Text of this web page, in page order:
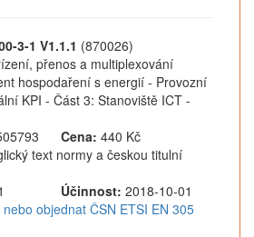
3-1 V1.1.1 (870026)
přenos a multiplexování
hospodaření s energií - Provozní
KPI - Část 3: Stanoviště ICT -
Cena: 440 Kč
text normy a českou titulní
Účinnost: 2018-10-01
objednat ČSN ETSI EN 305